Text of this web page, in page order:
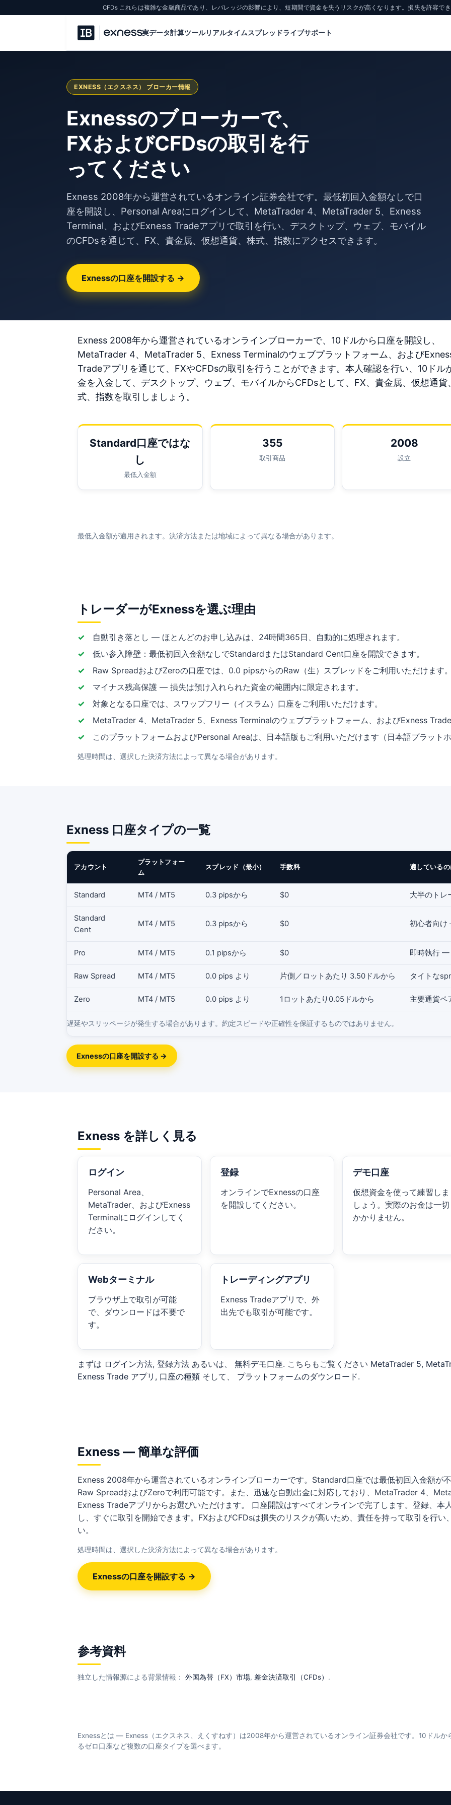
CFDs これらは複雑な金融商品であり、レバレッジの影響により、短期間で資金を失うリスクが高くなります。損失を許容で
実データ計算ツールリアルタイムスプレッドライブサポート
EXNESS（エクスネス） ブローカー情報
Exnessのブローカーで、
FXおよびCFDsの取引を行
ってください
Exness 2008年から運営されているオンライン証券会社です。最低初回入金額なしで口
座を開設し、Personal Areaにログインして、MetaTrader 4、MetaTrader 5、Exness
Terminal、およびExness Tradeアプリで取引を行い、デスクトップ、ウェブ、モバイル
のCFDsを通じて、FX、貴金属、仮想通貨、株式、指数にアクセスできます。
Exnessの口座を開設する →
Exness 2008年から運営されているオンラインブローカーで、10ドルから口座を開設し、
MetaTrader 4、MetaTrader 5、Exness Terminalのウェブプラットフォーム、および
Tradeアプリを通じて、FXやCFDsの取引を行うことができます。本人確認を行い、10ドル
金を入金して、デスクトップ、ウェブ、モバイルからCFDsとして、FX、貴金属、仮想通貨
式、指数を取引しましょう。
Standard口座ではな
し
最低入金額
355
取引商品
2008
設立
最低入金額が適用されます。決済方法または地域によって異なる場合があります。
トレーダーがExnessを選ぶ理由
自動引き落とし — ほとんどのお申し込みは、24時間365日、自動的に処理されます。
低い参入障壁：最低初回入金額なしでStandardまたはStandard Cent口座を開設できます。
Raw SpreadおよびZeroの口座では、0.0 pipsからのRaw（生）スプレッドをご利用いただけます
マイナス残高保護 — 損失は預け入れられた資金の範囲内に限定されます。
対象となる口座では、スワップフリー（イスラム）口座をご利用いただけます。
MetaTrader 4、MetaTrader 5、Exness Terminalのウェブプラットフォーム、およびExness
このプラットフォームおよびPersonal Areaは、日本語版もご利用いただけます（日本語プラット
処理時間は、選択した決済方法によって異なる場合があります。
Exness 口座タイプの一覧
アカウント
プラットフォー
ム
スプレッド（最小） 手数料 適している
Standard MT4 / MT5 0.3 pipsから $0 大半のトレ
Standard
Cent
MT4 / MT5 0.3 pipsから $0 初心者向け
Pro MT4 / MT5 0.1 pipsから $0 即時執行 —
Raw Spread MT4 / MT5 0.0 pips より 片側／ロットあたり 3.50ドルから タイトな
Zero MT4 / MT5 0.0 pips より 1ロットあたり0.05ドルから 主要通貨
遅延やスリッページが発生する場合があります。約定スピードや正確性を保証するものではありません。
Exnessの口座を開設する →
Exness を詳しく見る
ログイン
Personal Area、
MetaTrader、およびExness
Terminalにログインしてく
ださい。
登録
オンラインでExnessの口座
を開設してください。
デモ口座
仮想資金を使って練習しま
しょう。実際のお金は一切
かかりません。
Webターミナル
ブラウザ上で取引が可能
で、ダウンロードは不要で
す。
トレーディングアプリ
Exness Tradeアプリで、外
出先でも取引が可能です。
まずは ログイン方法, 登録方法 あるいは、 無料デモ口座. こちらもご覧ください MetaTrader 5,
Exness Trade アプリ , 口座の種類 そして、 プラットフォームのダウンロード.
Exness — 簡単な評価
Exness 2008年から運営されているオンラインブローカーです。Standard口座では最低初回入金額が
Raw SpreadおよびZeroで利用可能です。また、迅速な自動出金に対応しており、MetaTrader 4、
Exness Tradeアプリからお選びいただけます。 口座開設はすべてオンラインで完了します。登録、本
し、すぐに取引を開始できます。FXおよびCFDsは損失のリスクが高いため、責任を持って取引を行
い。
処理時間は、選択した決済方法によって異なる場合があります。
Exnessの口座を開設する →
参考資料
独立した情報源による背景情報： 外国為替（FX）市場, 差金決済取引（CFDs） .
Exnessとは — Exness（エクスネス、えくすねす）は2008年から運営されているオンライン証券会社です。10ドル
るゼロ口座など複数の口座タイプを選べます。